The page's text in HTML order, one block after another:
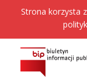
Strona korzysta